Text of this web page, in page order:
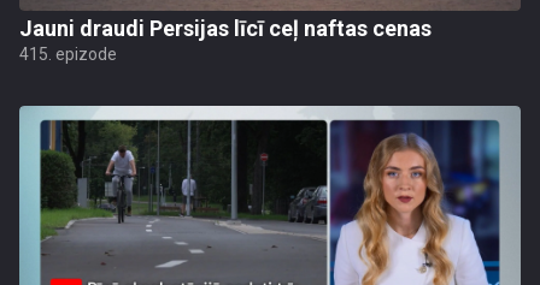
Jauni draudi Persijas līcī ceļ naftas cenas
415. epizode